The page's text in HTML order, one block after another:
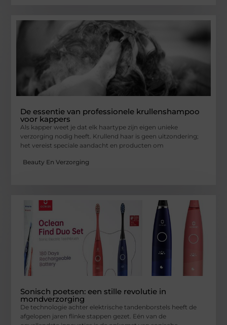
De essentie van professionele krullenshampoo
voor kappers
Als kapper weet je dat elk haartype zijn eigen unieke
verzorging nodig heeft. Krullend haar is geen uitzondering;
het vereist speciale aandacht en producten om
Beauty En Verzorging
Sonisch poetsen: een stille revolutie in
mondverzorging
De technologie achter elektrische tandenborstels heeft de
afgelopen jaren flinke stappen gezet. Eén van de